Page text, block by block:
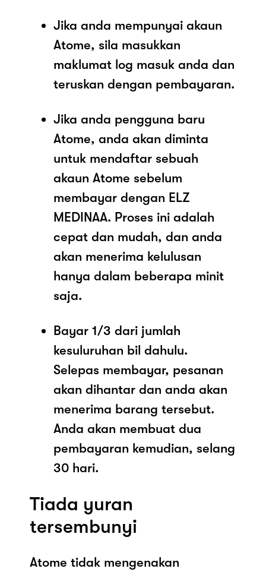
Jika anda mempunyai akaun
Atome, sila masukkan
maklumat log masuk anda dan
teruskan dengan pembayaran.
Jika anda pengguna baru
Atome, anda akan diminta
untuk mendaftar sebuah
akaun Atome sebelum
membayar dengan ELZ
MEDINAA. Proses ini adalah
cepat dan mudah, dan anda
akan menerima kelulusan
hanya dalam beberapa minit
saja.
Bayar 1/3 dari jumlah
kesuluruhan bil dahulu.
Selepas membayar, pesanan
akan dihantar dan anda akan
menerima barang tersebut.
Anda akan membuat dua
pembayaran kemudian, selang
30 hari.
Tiada yuran
tersembunyi
Atome tidak mengenakan